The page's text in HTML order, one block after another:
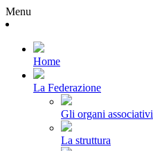
Menu
Home
La Federazione
Gli organi associativi
La struttura